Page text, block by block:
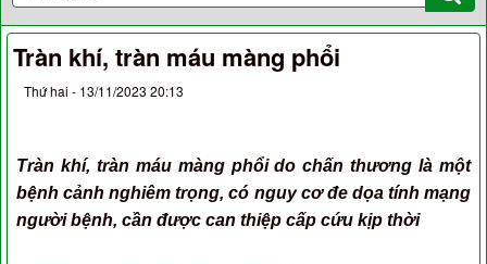
Tràn khí, tràn máu màng phổi
Thứ hai - 13/11/2023 20:13
Tràn khí, tràn máu màng phổi do chấn thương là một
bệnh cảnh nghiêm trọng, có nguy cơ đe dọa tính mạng
người bệnh, cần được can thiệp cấp cứu kịp thời